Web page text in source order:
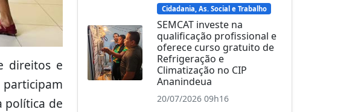
direitos e
participam
política de
Cidadania, As. Social e Trabalho
SEMCAT investe na
qualificação profissional e
oferece curso gratuito de
Refrigeração e
Climatização no CIP
Ananindeua
20/07/2026 09h16